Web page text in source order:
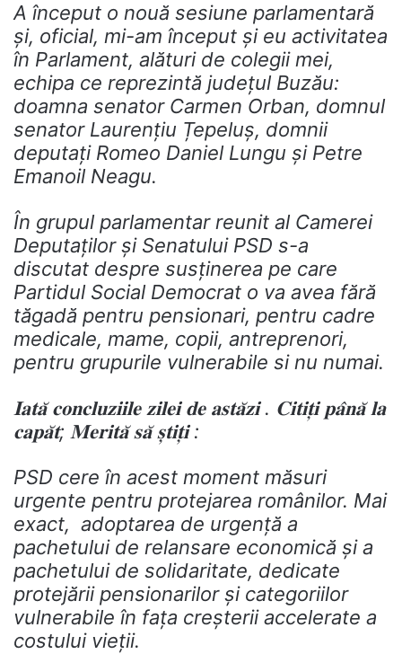
A început o nouă sesiune parlamentară
și, oficial, mi-am început și eu activitatea
în Parlament, alături de colegii mei,
echipa ce reprezintă județul Buzău:
doamna senator Carmen Orban, domnul
senator Laurențiu Țepeluș, domnii
deputați Romeo Daniel Lungu și Petre
Emanoil Neagu.
În grupul parlamentar reunit al Camerei
Deputaților și Senatului PSD s-a
discutat despre susținerea pe care
Partidul Social Democrat o va avea fără
tăgadă pentru pensionari, pentru cadre
medicale, mame, copii, antreprenori,
pentru grupurile vulnerabile si nu numai.
𝐈𝐚𝐭𝐚̆ 𝐜𝐨𝐧𝐜𝐥𝐮𝐳𝐢𝐢𝐥𝐞 𝐳𝐢𝐥𝐞𝐢 𝐝𝐞 𝐚𝐬𝐭𝐚̆𝐳𝐢 . 𝐂𝐢𝐭𝐢𝐭̦𝐢 𝐩𝐚̂𝐧𝐚̆ 𝐥𝐚
𝐜𝐚𝐩𝐚̆𝐭; 𝐌𝐞𝐫𝐢𝐭𝐚̆ 𝐬𝐚̆ 𝐬̦𝐭𝐢𝐭̦𝐢 :
PSD cere în acest moment măsuri
urgente pentru protejarea românilor. Mai
exact, adoptarea de urgență a
pachetului de relansare economică și a
pachetului de solidaritate, dedicate
protejării pensionarilor și categoriilor
vulnerabile în fața creșterii accelerate a
costului vieții.